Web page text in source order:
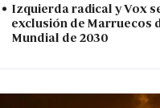
Izquierda radical y Vox
exclusión de Marruecos
Mundial de 2030